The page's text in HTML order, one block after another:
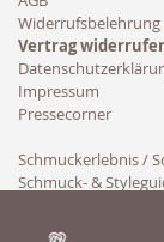
Widerrufsbelehrung
Vertrag
Impressum
Pressecorner
Schmuckerlebnis /
Schmuck- &